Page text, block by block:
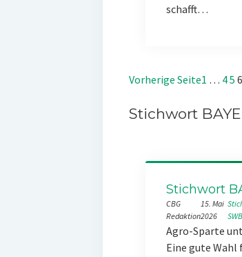
schafft…
Vorherige Seite1 … 45 6
Stichwort
Stichwort
CBG
Redaktion
15. Mai
2026
Agro-Sparte
Eine gute Wahl